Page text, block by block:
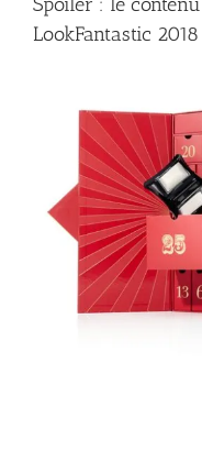
LookFantastic 2018